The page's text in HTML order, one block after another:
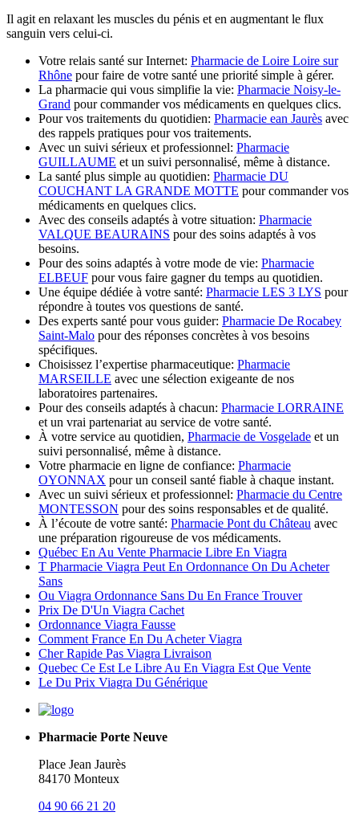
Il agit en relaxant les muscles du pénis et en augmentant le flux
sanguin vers celui-ci.
Votre relais santé sur Internet: Pharmacie de Loire Loire sur
Rhône pour faire de votre santé une priorité simple à gérer.
La pharmacie qui vous simplifie la vie: Pharmacie Noisy-le-
Grand pour commander vos médicaments en quelques clics.
Pour vos traitements du quotidien: Pharmacie ean Jaurès avec
des rappels pratiques pour vos traitements.
Avec un suivi sérieux et professionnel: Pharmacie
GUILLAUME et un suivi personnalisé, même à distance.
La santé plus simple au quotidien: Pharmacie DU
COUCHANT LA GRANDE MOTTE pour commander vos
médicaments en quelques clics.
Avec des conseils adaptés à votre situation: Pharmacie
VALQUE BEAURAINS pour des soins adaptés à vos
besoins.
Pour des soins adaptés à votre mode de vie: Pharmacie
ELBEUF pour vous faire gagner du temps au quotidien.
Une équipe dédiée à votre santé: Pharmacie LES 3 LYS pour
répondre à toutes vos questions de santé.
Des experts santé pour vous guider: Pharmacie De Rocabey
Saint-Malo pour des réponses concrètes à vos besoins
spécifiques.
Choisissez l’expertise pharmaceutique: Pharmacie
MARSEILLE avec une sélection exigeante de nos
laboratoires partenaires.
Pour des conseils adaptés à chacun: Pharmacie LORRAINE
et un vrai partenariat au service de votre santé.
À votre service au quotidien, Pharmacie de Vosgelade et un
suivi personnalisé, même à distance.
Votre pharmacie en ligne de confiance: Pharmacie
OYONNAX pour un conseil santé fiable à chaque instant.
Avec un suivi sérieux et professionnel: Pharmacie du Centre
MONTESSON pour des soins responsables et de qualité.
À l’écoute de votre santé: Pharmacie Pont du Château avec
une préparation rigoureuse de vos médicaments.
Québec En Au Vente Pharmacie Libre En Viagra
T Pharmacie Viagra Peut En Ordonnance On Du Acheter
Sans
Ou Viagra Ordonnance Sans Du En France Trouver
Prix De D'Un Viagra Cachet
Ordonnance Viagra Fausse
Comment France En Du Acheter Viagra
Cher Rapide Pas Viagra Livraison
Quebec Ce Est Le Libre Au En Viagra Est Que Vente
Le Du Prix Viagra Du Générique
Pharmacie Porte Neuve
Place Jean Jaurès
84170 Monteux
04 90 66 21 20